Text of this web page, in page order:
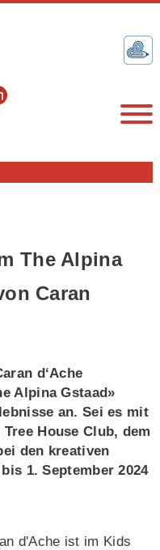
The Alpina
Caran
d‘Ache
Alpina Gstaad»
an. Sei es mit
House Club, dem
den kreativen
1. September 2024
d'Ache ist im Kids